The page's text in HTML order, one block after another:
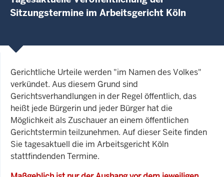
Sitzungstermine im Arbeitsgericht Köln
Gerichtliche Urteile werden "im Namen des Volkes"
verkündet. Aus diesem Grund sind
Gerichtsverhandlungen in der Regel öffentlich, das
heißt jede Bürgerin und jeder Bürger hat die
Möglichkeit als Zuschauer an einem öffentlichen
Gerichtstermin teilzunehmen. Auf dieser Seite finden
Sie tagesaktuell die im Arbeitsgericht Köln
stattfindenden Termine.